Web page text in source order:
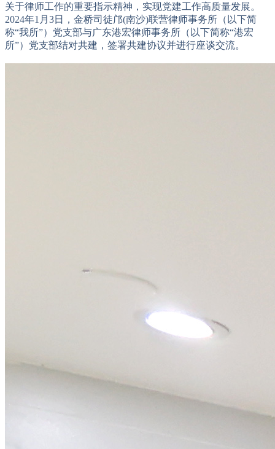
关于律师工作的重要指示精神，实现党建工作高质量发展。
2024年1月3日，金桥司徒邝(南沙)联营律师事务所（以下简
称“我所”）党支部与广东港宏律师事务所（以下简称“港宏
所”）党支部结对共建，签署共建协议并进行座谈交流。